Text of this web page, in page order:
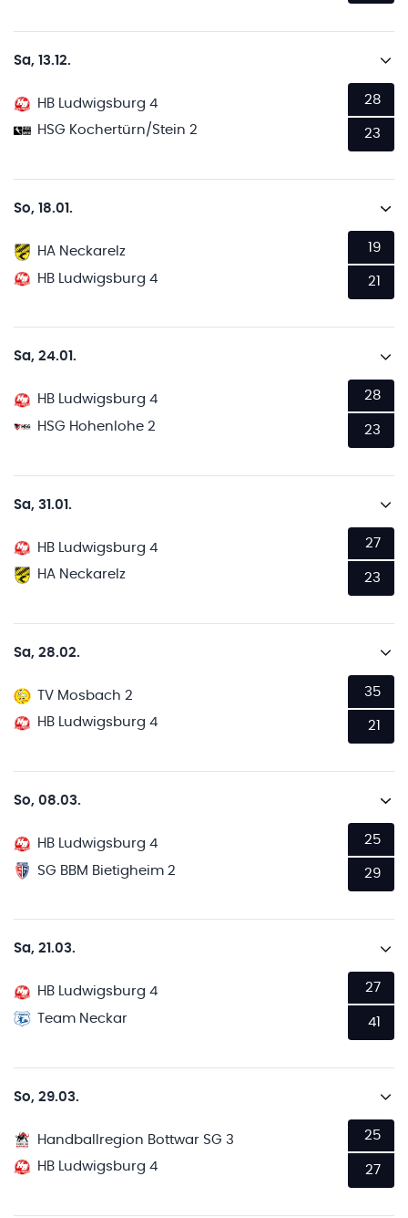
Sa, 13.12.
HB Ludwigsburg 4
HSG Kochertürn/Stein 2
28
23
So, 18.01.
HA Neckarelz
HB Ludwigsburg 4
19
21
Sa, 24.01.
HB Ludwigsburg 4
HSG Hohenlohe 2
28
23
Sa, 31.01.
HB Ludwigsburg 4
HA Neckarelz
27
23
Sa, 28.02.
TV Mosbach 2
HB Ludwigsburg 4
35
21
So, 08.03.
HB Ludwigsburg 4
SG BBM Bietigheim 2
25
29
Sa, 21.03.
HB Ludwigsburg 4
Team Neckar
27
41
So, 29.03.
Handballregion Bottwar SG 3
HB Ludwigsburg 4
25
27